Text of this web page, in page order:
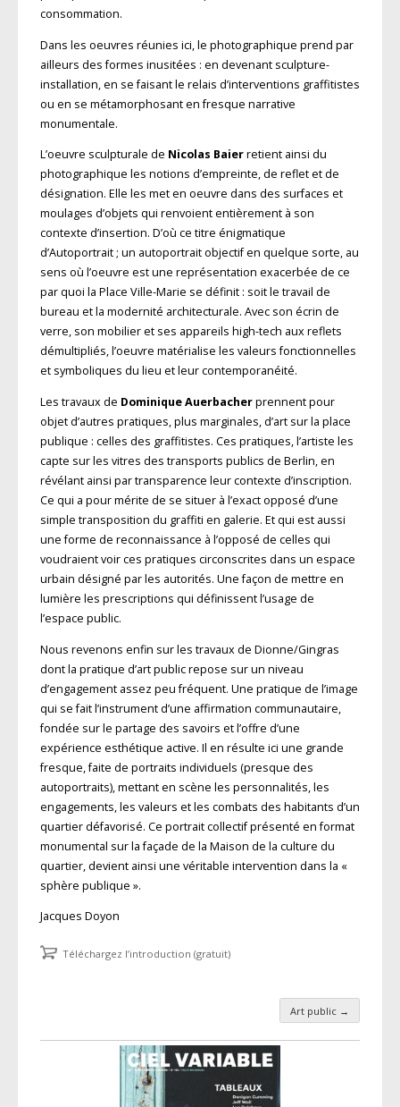
consommation.
Dans les oeuvres réunies ici, le photographique prend par
ailleurs des formes inusitées : en devenant sculpture-
installation, en se faisant le relais d’interventions graffitistes
ou en se métamorphosant en fresque narrative
monumentale.
L’oeuvre sculpturale de Nicolas Baierretient ainsi du
photographique les notions d’empreinte, de reflet et de
désignation. Elle les met en oeuvre dans des surfaces et
moulages d’objets qui renvoient entièrement à son
contexte d’insertion. D’où ce titre énigmatique
d’Autoportrait ; un autoportrait objectif en quelque sorte, au
sens où l’oeuvre est une représentation exacerbée de ce
par quoi la Place Ville-Marie se définit : soit le travail de
bureau et la modernité architecturale. Avec son écrin de
verre, son mobilier et ses appareils high-tech aux reflets
démultipliés, l’oeuvre matérialise les valeurs fonctionnelles
et symboliques du lieu et leur contemporanéité.
Les travaux de Dominique Auerbacherprennent pour
objet d’autres pratiques, plus marginales, d’art sur la place
publique : celles des graffitistes. Ces pratiques, l’artiste les
capte sur les vitres des transports publics de Berlin, en
révélant ainsi par transparence leur contexte d’inscription.
Ce qui a pour mérite de se situer à l’exact opposé d’une
simple transposition du graffiti en galerie. Et qui est aussi
une forme de reconnaissance à l’opposé de celles qui
voudraient voir ces pratiques circonscrites dans un espace
urbain désigné par les autorités. Une façon de mettre en
lumière les prescriptions qui définissent l’usage de
l’espace public.
Nous revenons enfin sur les travaux de Dionne/Gingras
dont la pratique d’art public repose sur un niveau
d’engagement assez peu fréquent. Une pratique de l’image
qui se fait l’instrument d’une affirmation communautaire,
fondée sur le partage des savoirs et l’offre d’une
expérience esthétique active. Il en résulte ici une grande
fresque, faite de portraits individuels (presque des
autoportraits), mettant en scène les personnalités, les
engagements, les valeurs et les combats des habitants d’un
quartier défavorisé. Ce portrait collectif présenté en format
monumental sur la façade de la Maison de la culture du
quartier, devient ainsi une véritable intervention dans la «
sphère publique ».
Jacques Doyon
Téléchargez l’introduction (gratuit)
Art public →